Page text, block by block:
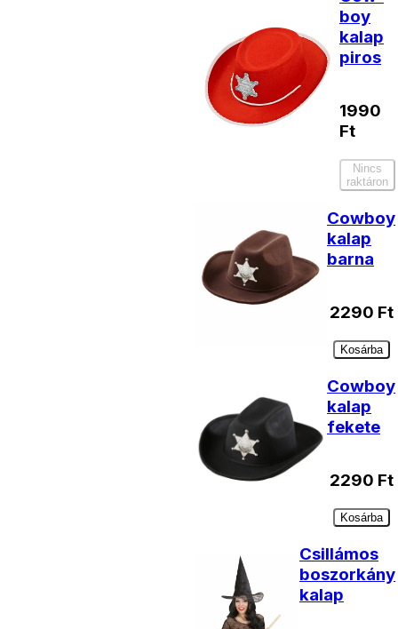
boy
kalap
piros
1990
Ft
Nincs
raktáron
Cowboy
kalap
barna
2290 Ft
Kosárba
Cowboy
kalap
fekete
2290 Ft
Kosárba
Csillámos
boszorkány
kalap